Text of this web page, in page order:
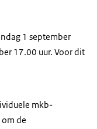
1 september
17.00 uur. Voor dit
mkb-
de